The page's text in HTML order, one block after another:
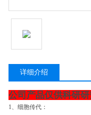
详细介绍
公司产品仅供科研
1、细胞传代：